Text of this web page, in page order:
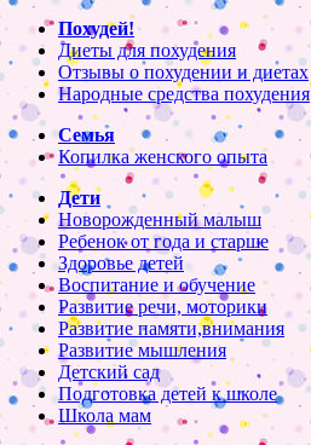
Похудей!
Диеты для похудения
Отзывы о похудении и диетах
Народные средства похудения
Семья
Копилка женского опыта
Дети
Новорожденный малыш
Ребенок от года и старше
Здоровье детей
Воспитание и обучение
Развитие речи, моторики
Развитие памяти,внимания
Развитие мышления
Детский сад
Подготовка детей к школе
Школа мам